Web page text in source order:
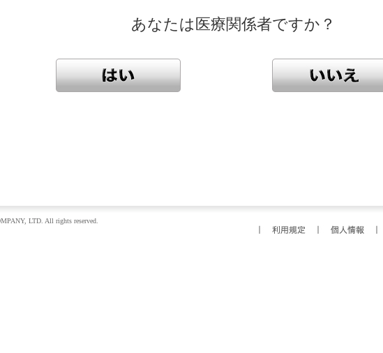
あなたは医療関係者ですか？
LTD. All rights reserved.